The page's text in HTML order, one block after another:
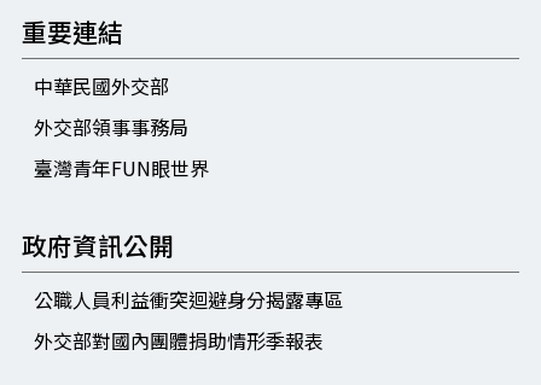
重要連結
中華民國外交部
外交部領事事務局
臺灣青年FUN眼世界
政府資訊公開
公職人員利益衝突迴避身分揭露專區
外交部對國內團體捐助情形季報表